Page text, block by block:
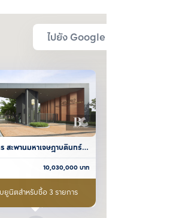
ไปยัง Google Map
ร สะพานมหาเจษฎาบดินทร์ฯ
10,030,000บาท
ยูนิตสำหรับซื้อ 3 รายการ